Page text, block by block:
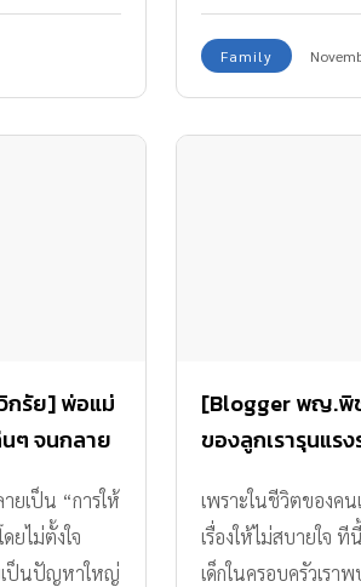
Family
รัย] พ่อแม่
นๆ จนกลาย
ยเป็น “การให้
ยไม่ตั้งใจ
เป็นปัญหาใหญ่
[Blogger พญ.พิ
ของลูกเรารุนแร
เพราะในชีวิตของค
เรื่องให้ไม่สบายใจ
เด็กในครอบครัวเรา